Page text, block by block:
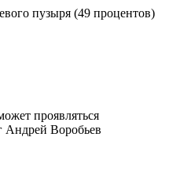
пузыря (49 процентов)
Андрей Воробьев